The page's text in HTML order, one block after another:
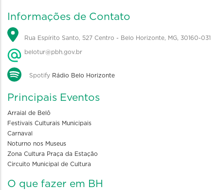
Informações de Contato
Rua Espírito Santo, 527 Centro - Belo Horizonte, MG, 30160-031
belotur@pbh.gov.br
Spotify Rádio Belo Horizonte
Principais Eventos
Arraial de Belô
Festivais Culturais Municipais
Carnaval
Noturno nos Museus
Zona Cultura Praça da Estação
Circuito Municipal de Cultura
O que fazer em BH